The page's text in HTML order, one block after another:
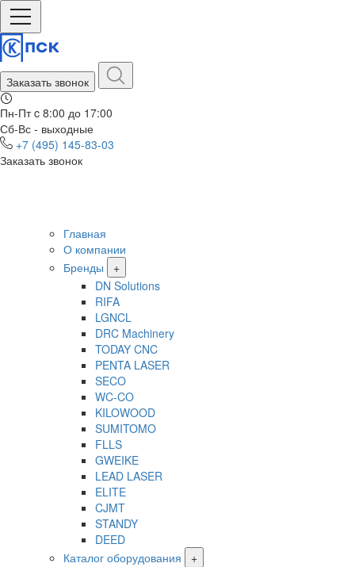
Заказать звонок
Пн-Пт c 8:00 до 17:00
Сб-Вс - выходные
+7 (495) 145-83-03
Заказать звонок
Главная
О компании
Бренды
+
DN Solutions
RIFA
LGNCL
DRC Machinery
TODAY CNC
PENTA LASER
SECO
WC-CO
KILOWOOD
SUMITOMO
FLLS
GWEIKE
LEAD LASER
ELITE
CJMT
STANDY
DEED
Каталог оборудования
+